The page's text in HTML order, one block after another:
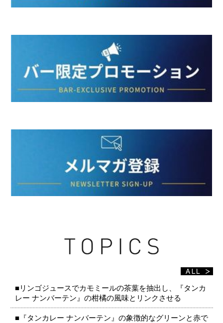
■リンゴジュースでカモミールの茶葉を抽出し、『タンカ
レー ナンバーテン』の柑橘の風味とリンクさせる
■『タンカレー ナンバーテン』の象徴的なグリーンと赤で